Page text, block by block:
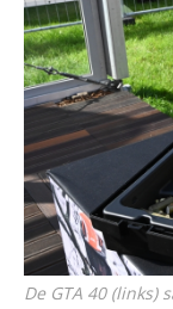
De GTA 40 (links)